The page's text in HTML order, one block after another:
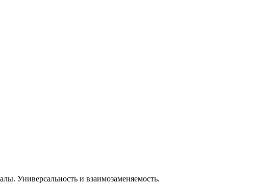
Универсальность и взаимозаменяемость.